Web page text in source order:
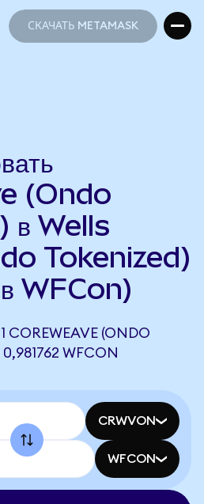
СКАЧАТЬ METAMASK
(Ondo
в Wells
Tokenized)
WFCon)
(ONDO
WFCON
CRWVON
WFCON